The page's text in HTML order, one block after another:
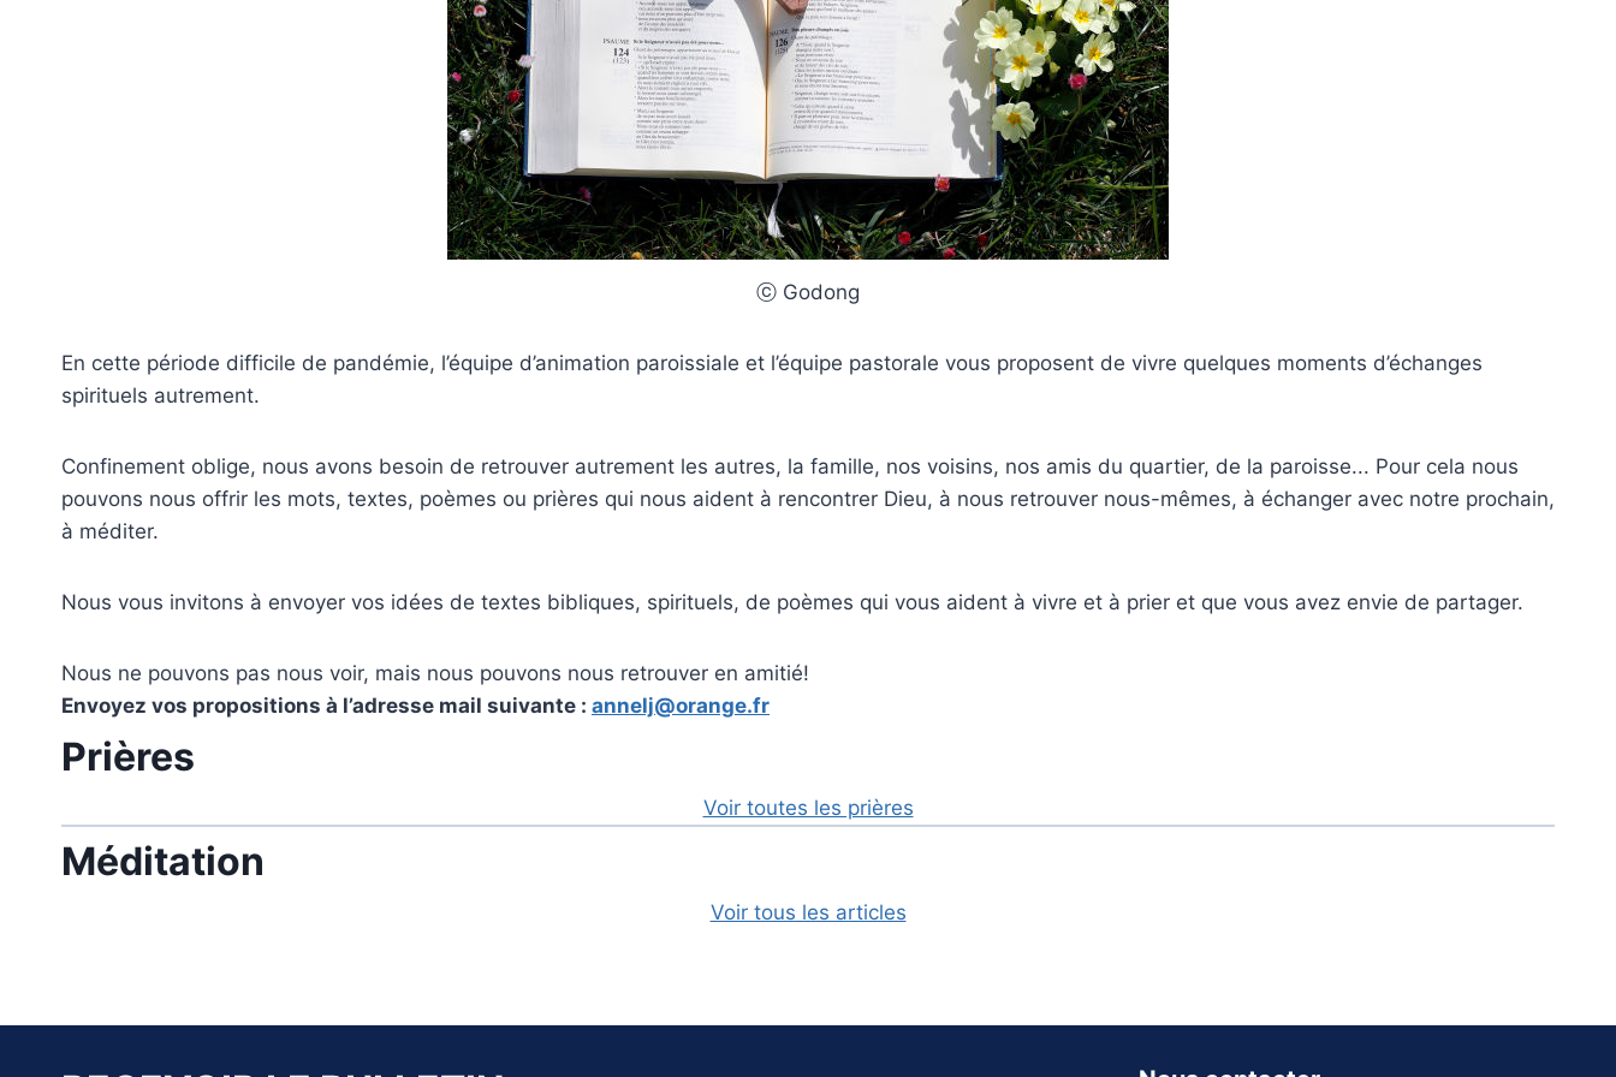
ⓒ Godong
En cette période difficile de pandémie, l’équipe d’animation paroissiale et l’équipe pastorale vous proposent de vivre quelques moments d’échanges
spirituels autrement.
Confinement oblige, nous avons besoin de retrouver autrement les autres, la famille, nos voisins, nos amis du quartier, de la paroisse... Pour cela nous
pouvons nous offrir les mots, textes, poèmes ou prières qui nous aident à rencontrer Dieu, à nous retrouver nous-mêmes, à échanger avec notre prochain,
à méditer.
Nous vous invitons à envoyer vos idées de textes bibliques, spirituels, de poèmes qui vous aident à vivre et à prier et que vous avez envie de partager.
Nous ne pouvons pas nous voir, mais nous pouvons nous retrouver en amitié!
Envoyez vos propositions à l’adresse mail suivante : annelj@orange.fr
Prières
Voir toutes les prières
Méditation
Voir tous les articles